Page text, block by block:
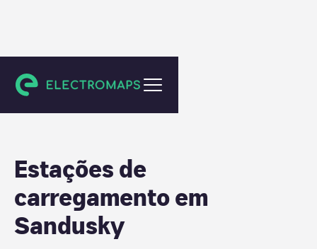
Erie County
Estações de
carregamento em
Sandusky